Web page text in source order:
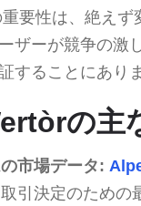
要性は、絶えず
ザーが競争の激
することにあり
の主
市場データ:
引決定のための